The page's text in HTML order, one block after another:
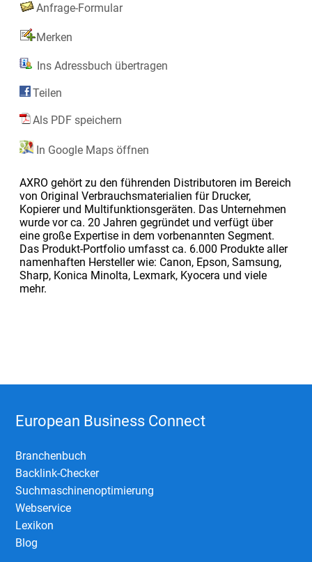
Anfrage-Formular
Merken
Ins Adressbuch übertragen
Teilen
Als PDF speichern
In Google Maps öffnen
AXRO gehört zu den führenden Distributoren im Bereich
von Original Verbrauchsmaterialien für Drucker,
Kopierer und Multifunktionsgeräten. Das Unternehmen
wurde vor ca. 20 Jahren gegründet und verfügt über
eine große Expertise in dem vorbenannten Segment.
Das Produkt-Portfolio umfasst ca. 6.000 Produkte aller
namenhaften Hersteller wie: Canon, Epson, Samsung,
Sharp, Konica Minolta, Lexmark, Kyocera und viele
mehr.
European Business Connect
Branchenbuch
Backlink-Checker
Suchmaschinenoptimierung
Webservice
Lexikon
Blog